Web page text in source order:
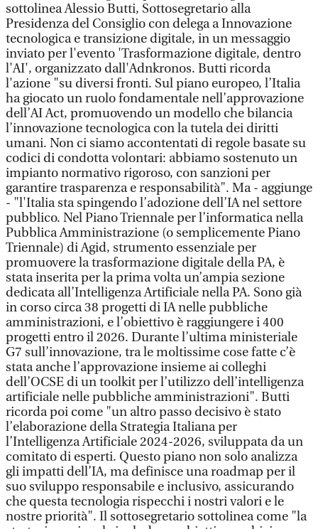
sottolinea Alessio Butti, Sottosegretario alla
Presidenza del Consiglio con delega a Innovazione
tecnologica e transizione digitale, in un messaggio
inviato per l'evento 'Trasformazione digitale, dentro
l'AI', organizzato dall'Adnkronos. Butti ricorda
l'azione "su diversi fronti. Sul piano europeo, l’Italia
ha giocato un ruolo fondamentale nell’approvazione
dell’AI Act, promuovendo un modello che bilancia
l’innovazione tecnologica con la tutela dei diritti
umani. Non ci siamo accontentati di regole basate su
codici di condotta volontari: abbiamo sostenuto un
impianto normativo rigoroso, con sanzioni per
garantire trasparenza e responsabilità". Ma - aggiunge
- "l'Italia sta spingendo l’adozione dell’IA nel settore
pubblico. Nel Piano Triennale per l’informatica nella
Pubblica Amministrazione (o semplicemente Piano
Triennale) di Agid, strumento essenziale per
promuovere la trasformazione digitale della PA, è
stata inserita per la prima volta un’ampia sezione
dedicata all’Intelligenza Artificiale nella PA. Sono già
in corso circa 38 progetti di IA nelle pubbliche
amministrazioni, e l’obiettivo è raggiungere i 400
progetti entro il 2026. Durante l’ultima ministeriale
G7 sull’innovazione, tra le moltissime cose fatte c’è
stata anche l’approvazione insieme ai colleghi
dell’OCSE di un toolkit per l’utilizzo dell’intelligenza
artificiale nelle pubbliche amministrazioni". Butti
ricorda poi come "un altro passo decisivo è stato
l’elaborazione della Strategia Italiana per
l’Intelligenza Artificiale 2024-2026, sviluppata da un
comitato di esperti. Questo piano non solo analizza
gli impatti dell’IA, ma definisce una roadmap per il
suo sviluppo responsabile e inclusivo, assicurando
che questa tecnologia rispecchi i nostri valori e le
nostre priorità". Il sottosegretario sottolinea come "la